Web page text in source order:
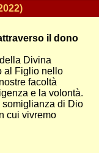
il dono
Divina
al Figlio nello
facoltà
e la volontà.
somiglianza di Dio
cui vivremo